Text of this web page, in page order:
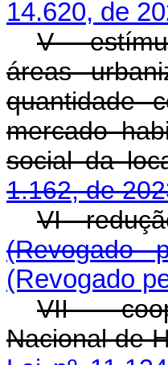
14.620, de
V -
áreas
quantidade
mercado
social da
1.162, de
VI -
(Revogado
(Revogado
VII -
Nacional de